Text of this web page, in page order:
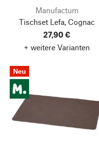
Manufactum
Tischset Lefa, Cognac
27,90 €
+ weitere Varianten
Neu